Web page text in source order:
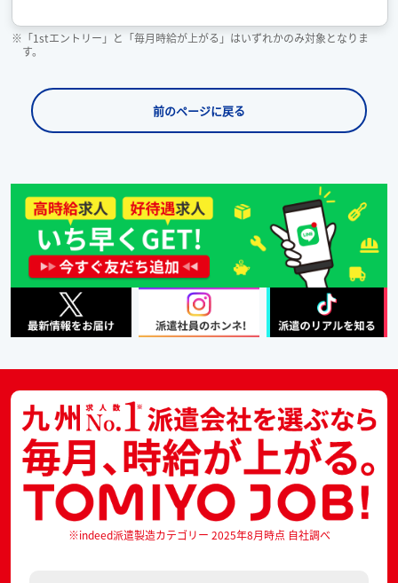
※「1stエントリー」と「毎月時給が上がる」はいずれかのみ対象となりま
す。
前のページに戻る
※indeed派遣製造カテゴリー 2025年8月時点 自社調べ